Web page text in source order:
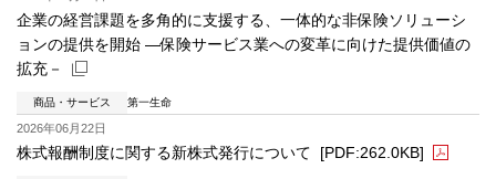
企業の経営課題を多角的に支援する、一体的な非保険ソリューシ
ョンの提供を開始 ―保険サービス業への変革に向けた提供価値の
拡充－
商品・サービス 第一生命
新規ウィンドウを開きます
2026年06月22日
株式報酬制度に関する新株式発行について [PDF:262.0KB]